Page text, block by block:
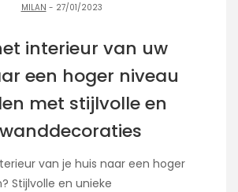
MILAN - 27/01/2023
interieur van uw
een hoger niveau
met stijlvolle en
van je huis naar een hoger
Stijlvolle en unieke